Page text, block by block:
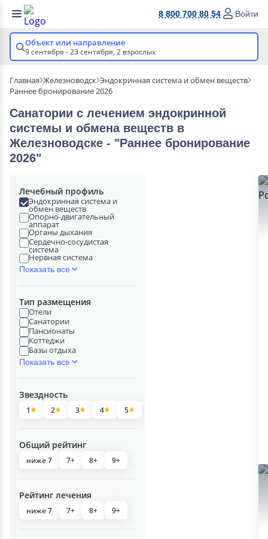
8 800 700 80 54 Войти
Объект или направление
9 сентября - 23 сентября, 2 взрослых
Главная Железноводск Эндокринная система и обмен веществ
Раннее бронирование 2026
Санатории с лечением эндокринной
системы и обмена веществ в
Железноводске - "Раннее бронирование
2026"
Лечебный профиль
Эндокринная система и
обмен веществ
Опорно-двигательный
аппарат
Органы дыхания
Сердечно-сосудистая
система
Нервная система
Показать все
Тип размещения
Отели
Санатории
Пансионаты
Коттеджи
Базы отдыха
Показать все
Звездность
1 2 3 4 5
Общий рейтинг
ниже 7 7+ 8+ 9+
Рейтинг лечения
ниже 7 7+ 8+ 9+